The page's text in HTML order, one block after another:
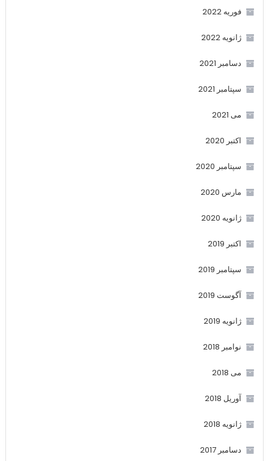
فوریه 2022
ژانویه 2022
دسامبر 2021
سپتامبر 2021
می 2021
اکتبر 2020
سپتامبر 2020
مارس 2020
ژانویه 2020
اکتبر 2019
سپتامبر 2019
آگوست 2019
ژانویه 2019
نوامبر 2018
می 2018
آوریل 2018
ژانویه 2018
دسامبر 2017